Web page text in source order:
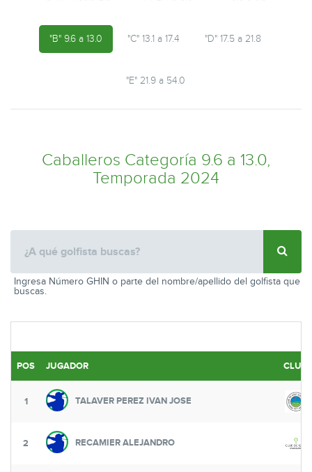
"B" 9.6 a 13.0 "C" 13.1 a 17.4 "D" 17.5 a 21.8
"E" 21.9 a 54.0
Caballeros Categoría 9.6 a 13.0,
Temporada 2024
Ingresa Número GHIN o parte del nombre/apellido del golfista que
buscas.
POS JUGADOR CLUB
1 TALAVER PEREZ IVAN JOSE
2 RECAMIER ALEJANDRO